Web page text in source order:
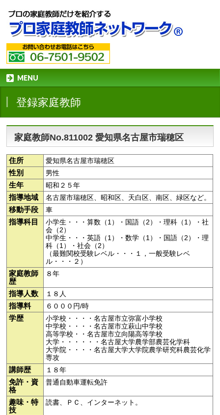
MENU
登録家庭教師
家庭教師No.811002 愛知県名古屋市瑞穂区
住所 愛知県名古屋市瑞穂区
性別 男性
生年 昭和２５年
指導地域 名古屋市瑞穂区、昭和区、天白区、南区、緑区など。
移動手段 車
指導科目
小学生・・・算数（1）・国語（2）・理科（1）・社
会（2）
中学生・・・英語（1）・数学（1）・国語（2）・理
科（1）・社会（2）
（最難関校受験レベル・・・１，一般受験レベ
ル・・・２）
家庭教師
歴
８年
指導人数 １８人
指導料 ６０００円/時
学歴
小学校・・・・名古屋市立弥富小学校
中学校・・・・名古屋市立萩山中学校
高等学校・・名古屋市立向陽高等学校
大学・・・・・・名古屋大学農学部農芸化学科
大学院・・・・名古屋大学大学院農学研究科農芸化学
専攻
講師歴 １８年
免許・資
格
普通自動車運転免許
趣味・特
技
読書、ＰＣ、インターネット。